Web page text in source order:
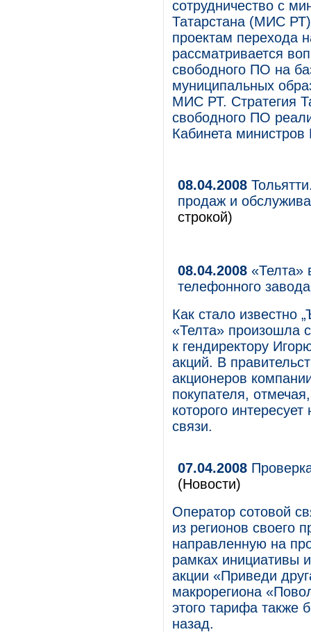
сотрудничество с
Татарстана (МИС РТ)
проектам перехода
рассматривается
свободного ПО на
муниципальных
МИС РТ. Стратегия
свободного ПО
Кабинета министров
08.04.2008
продаж и
строкой)
08.04.2008 «Телта»
телефонного
Как стало известно
«Телта» произошла
к гендиректору
акций. В
акционеров
покупателя,
которого
связи.
07.04.2008
(Новости)
Оператор сотовой
из регионов своего
направленную на
рамках инициативы
акции «Приведи
макрорегиона
этого тарифа также
назад.